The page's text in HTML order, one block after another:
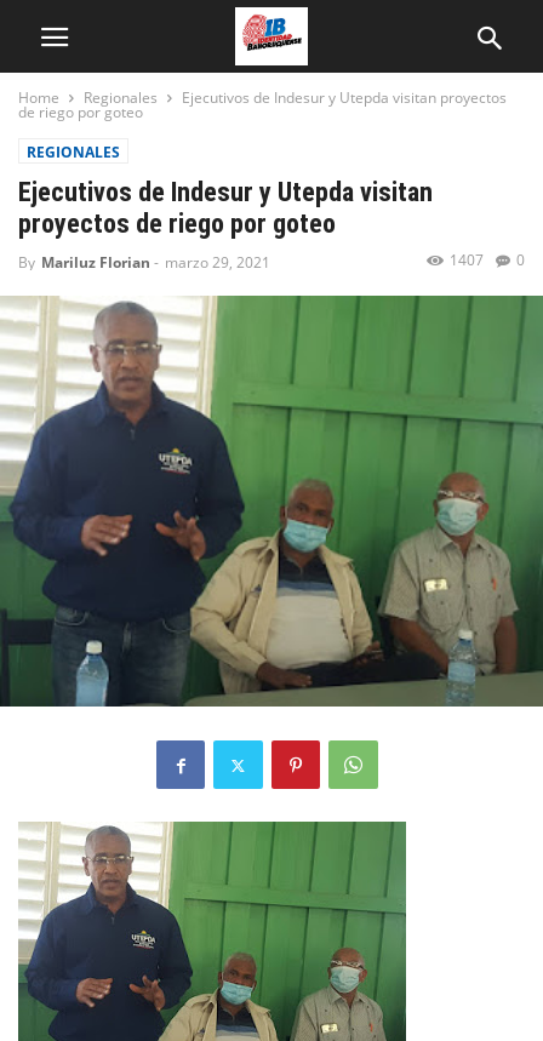
Home Regionales Ejecutivos de Indesur y Utepda visitan proyectos
de riego por goteo
REGIONALES
Ejecutivos de Indesur y Utepda visitan
proyectos de riego por goteo
By Mariluz Florian - marzo 29, 2021 0
1407